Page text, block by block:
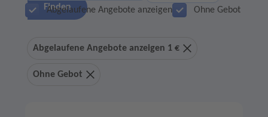
Finden
Abgelaufene Angebote anzeigen Ohne Gebot
Abgelaufene Angebote anzeigen 1 €
Ohne Gebot